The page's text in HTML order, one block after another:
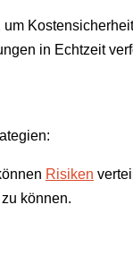
in Echtzeit
Risiken
können.